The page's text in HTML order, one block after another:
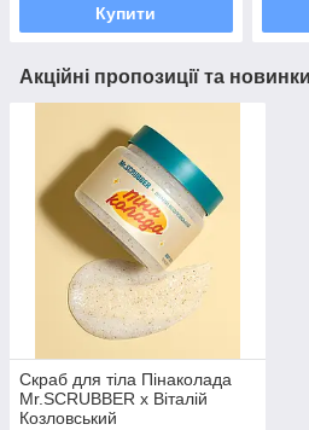
Купити
Акційні пропозиції та новинки
Скраб для тіла Пінаколада
Mr.SCRUBBER х Віталій
Козловський